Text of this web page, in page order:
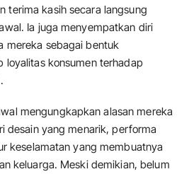
terima kasih secara langsung
Ia juga menyempatkan diri
mereka sebagai bentuk
loyalitas konsumen terhadap
mengungkapkan alasan mereka
desain yang menarik, performa
keselamatan yang membuatnya
keluarga. Meski demikian, belum